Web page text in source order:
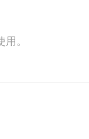
。